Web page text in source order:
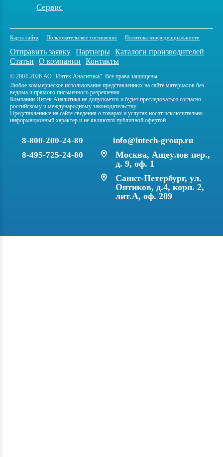
Сервис
Карта сайта Пользовательское соглашение Политика конфиденциальности
Отправить заявку Партнеры Каталоги производителей
Статьи
О компании Контакты
© 2004-2026 АО "Интек Аналитика". Все права защищены.
Любое коммерческое использование представленных на сайте материалов без
ведома и прямого письменного разрешения
Компании Интек Аналитика не допускается и будет преследоваться согласно
российскому и международному законодательству.
Представленные на сайте сведения о товарах и услугах носят исключительно
информационный характер и не являются публичной офертой.
8-800-200-24-80
8-495-725-24-80
info@intech-group.ru
Москва, Ащеулов пер.,
д. 9, оф. 1
Санкт-Петербург, ул.
Оптиков, д.4, корп. 2,
лит.А, оф. 209